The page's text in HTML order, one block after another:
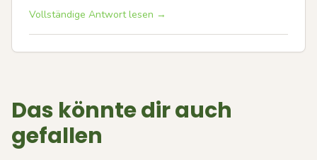
Vollständige Antwort lesen →
Das könnte dir auch
gefallen